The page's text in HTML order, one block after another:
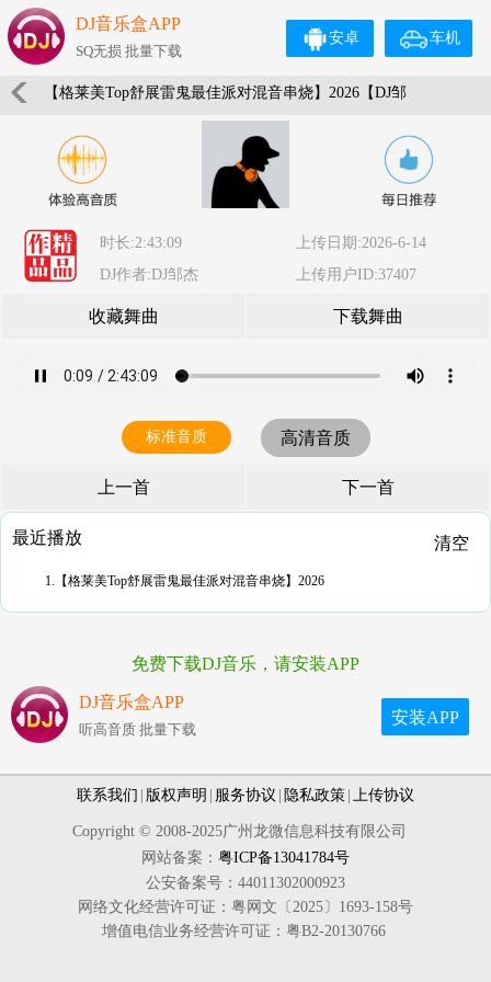
DJ音乐盒APP
SQ无损 批量下载
车机
安卓
【格莱美Top舒展雷鬼最佳派对混音串烧】2026【DJ邹
杰】
时长:2:43:09
上传日期:2026-6-14
DJ作者:DJ邹杰
上传用户ID:37407
收藏舞曲 下载舞曲
标准音质 高清音质
上一首 下一首
最近播放 清空
1.【格莱美Top舒展雷鬼最佳派对混音串烧】2026
免费下载DJ音乐，请安装APP
DJ音乐盒APP
听高音质 批量下载
安装APP
联系我们 版权声明 服务协议 隐私政策 上传协议
Copyright © 2008-2025广州龙微信息科技有限公司
网站备案： 粤ICP备13041784号
公安备案号：44011302000923
网络文化经营许可证：粤网文〔2025〕1693-158号
增值电信业务经营许可证：粤B2-20130766